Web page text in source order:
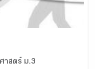
าสตร์ ม.3